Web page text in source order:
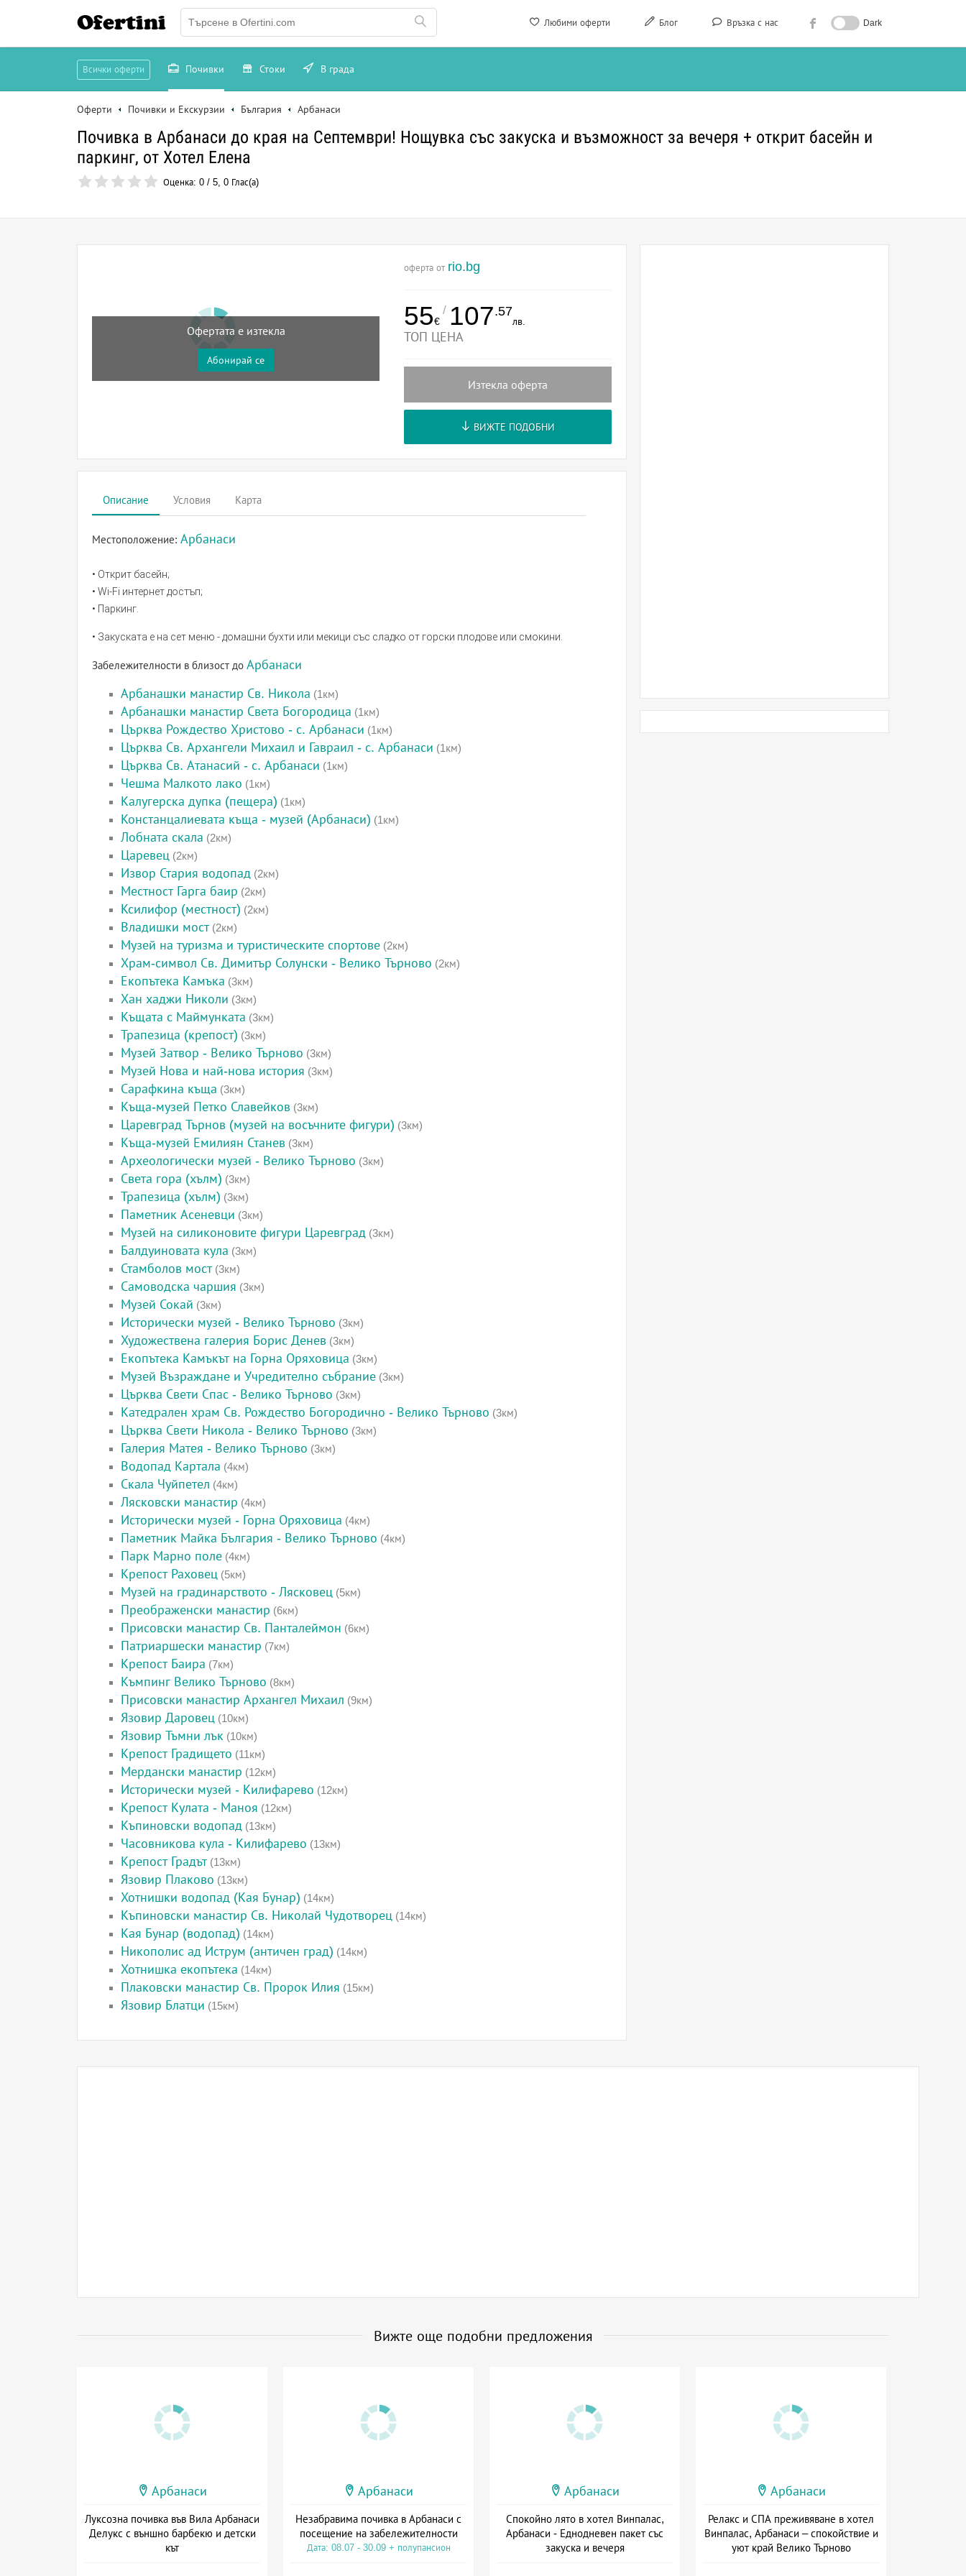
Любими оферти Блог Връзка с нас Dark
Ofertini
Всички оферти Почивки Стоки В града
Оферти Почивки и Екскурзии България Арбанаси
Почивка в Арбанаси до края на Септември! Нощувка със закуска и възможност за вечеря + открит басейн и
паркинг, от Хотел Елена
Оценка: 0 / 5, 0 Глас(а)
Офертата е изтекла
Абонирай се
оферта от rio.bg
55€
/ 107.57
лв.
ТОП ЦЕНА
Изтекла оферта
ВИЖТЕ ПОДОБНИ
Описание Условия Карта
Местоположение: Арбанаси
• Открит басейн;
• Wi-Fi интернет достъп;
• Паркинг.
• Закуската е на сет меню - домашни бухти или мекици със сладко от горски плодове или смокини.
Забележителности в близост до Арбанаси
Арбанашки манастир Св. Никола (1км)
Арбанашки манастир Света Богородица (1км)
Църква Рождество Христово - с. Арбанаси (1км)
Църква Св. Архангели Михаил и Гавраил - с. Арбанаси (1км)
Църква Св. Атанасий - с. Арбанаси (1км)
Чешма Малкото лако (1км)
Калугерска дупка (пещера) (1км)
Констанцалиевата къща - музей (Арбанаси) (1км)
Лобната скала (2км)
Царевец (2км)
Извор Стария водопад (2км)
Местност Гарга баир (2км)
Ксилифор (местност) (2км)
Владишки мост(2км)
Музей на туризма и туристическите спортове (2км)
Храм-символ Св. Димитър Солунски - Велико Търново (2км)
Екопътека Камъка (3км)
Хан хаджи Николи (3км)
Къщата с Маймунката (3км)
Трапезица (крепост) (3км)
Музей Затвор - Велико Търново (3км)
Музей Нова и най-нова история (3км)
Сарафкина къща (3км)
Къща-музей Петко Славейков (3км)
Царевград Търнов (музей на восъчните фигури) (3км)
Къща-музей Емилиян Станев (3км)
Археологически музей - Велико Търново (3км)
Света гора (хълм) (3км)
Трапезица (хълм) (3км)
Паметник Асеневци (3км)
Музей на силиконовите фигури Царевград (3км)
Балдуиновата кула (3км)
Стамболов мост(3км)
Самоводска чаршия (3км)
Музей Сокай (3км)
Исторически музей - Велико Търново (3км)
Художествена галерия Борис Денев (3км)
Екопътека Камъкът на Горна Оряховица (3км)
Музей Възраждане и Учредително събрание (3км)
Църква Свети Спас - Велико Търново (3км)
Катедрален храм Св. Рождество Богородично - Велико Търново (3км)
Църква Свети Никола - Велико Търново (3км)
Галерия Матея - Велико Търново (3км)
Водопад Картала (4км)
Скала Чуйпетел (4км)
Лясковски манастир (4км)
Исторически музей - Горна Оряховица (4км)
Паметник Майка България - Велико Търново (4км)
Парк Марно поле (4км)
Крепост Раховец (5км)
Музей на градинарството - Лясковец (5км)
Преображенски манастир (6км)
Присовски манастир Св. Панталеймон (6км)
Патриаршески манастир (7км)
Крепост Баира (7км)
Къмпинг Велико Търново (8км)
Присовски манастир Архангел Михаил (9км)
Язовир Даровец (10км)
Язовир Тъмни лък (10км)
Крепост Градището (11км)
Мердански манастир (12км)
Исторически музей - Килифарево (12км)
Крепост Кулата - Маноя (12км)
Къпиновски водопад (13км)
Часовникова кула - Килифарево (13км)
Крепост Градът(13км)
Язовир Плаково (13км)
Хотнишки водопад (Кая Бунар) (14км)
Къпиновски манастир Св. Николай Чудотворец (14км)
Кая Бунар (водопад) (14км)
Никополис ад Иструм (античен град) (14км)
Хотнишка екопътека (14км)
Плаковски манастир Св. Пророк Илия (15км)
Язовир Блатци (15км)
Вижте още подобни предложения
Арбанаси
Луксозна почивка във Вила Арбанаси
Делукс с външно барбекю и детски
кът
Арбанаси
Незабравима почивка в Арбанаси с
посещение на забележителности
Дата: 08.07 - 30.09 + полупансион
Арбанаси
Спокойно лято в хотел Винпалас,
Арбанаси - Еднодневен пакет със
закуска и вечеря
Арбанаси
Релакс и СПА преживяване в хотел
Винпалас, Арбанаси – спокойствие и
уют край Велико Търново